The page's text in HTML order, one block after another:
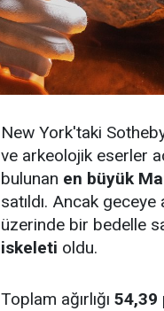
New York'taki
ve arkeolojik eserler
bulunan en büyük
satıldı. Ancak geceye
üzerinde bir bedelle
iskeleti oldu.
Toplam ağırlığı 54,39